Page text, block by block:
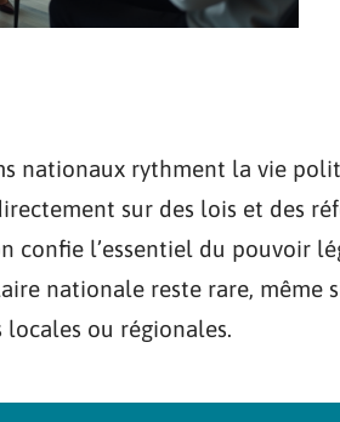
nationaux rythment la vie
sur des lois et des
confie l’essentiel du pouvoir
nationale reste rare, même
ou régionales.